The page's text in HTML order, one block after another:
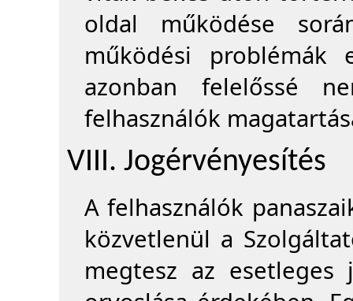
oldal működése
működési problémák
azonban felelőssé
felhasználók
VIII. Jogérvényesítés
A felhasználók
közvetlenül a
megtesz az esetleges